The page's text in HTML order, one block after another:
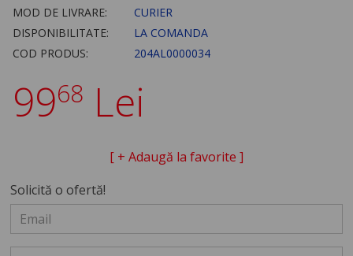
MOD DE LIVRARE:
CURIER
DISPONIBILITATE:
LA COMANDA
COD PRODUS:
204AL0000034
9968 Lei
[ + Adaugă la favorite ]
Solicită o ofertă!